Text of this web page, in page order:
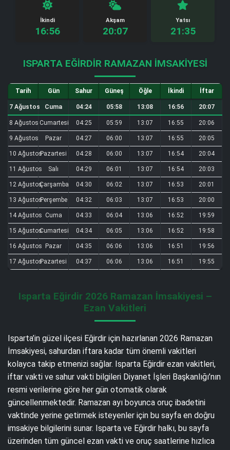
İkindi
16:56
Akşam
20:07
Yatsı
21:35
ISPARTA EĞIRDIR RAMAZAN İMSAKIYESI
Tarih Gün Sahur Güneş Öğle İkindi İftar
7 Ağustos Cuma 04:24 05:58 13:08 16:56 20:07
8 Ağustos Cumartesi 04:25 05:59 13:07 16:55 20:06
9 Ağustos Pazar 04:27 06:00 13:07 16:55 20:05
10 AğustosPazartesi 04:28 06:00 13:07 16:54 20:04
11 Ağustos Salı 04:29 06:01 13:07 16:54 20:03
12 AğustosÇarşamba 04:30 06:02 13:07 16:53 20:01
13 AğustosPerşembe 04:32 06:03 13:07 16:53 20:00
14 Ağustos Cuma 04:33 06:04 13:06 16:52 19:59
15 AğustosCumartesi 04:34 06:05 13:06 16:52 19:58
16 Ağustos Pazar 04:35 06:06 13:06 16:51 19:56
17 AğustosPazartesi 04:37 06:06 13:06 16:51 19:55
Isparta Eğirdir 2026 Ramazan İmsakiyesi –
Ezan Vakitleri
Isparta’in güzel ilçesi Eğirdir için hazırlanan 2026 Ramazan
İmsakiyesi, sahurdan iftara kadar tüm önemli vakitleri
kolayca takip etmenizi sağlar. Isparta Eğirdir ezan vakitleri,
iftar vakti ve sahur vakti bilgileri Diyanet İşleri Başkanlığı’nın
resmi verilerine göre her gün otomatik olarak
güncellenmektedir. Ramazan ayı boyunca oruç ibadetini
vaktinde yerine getirmek isteyenler için bu sayfa en doğru
imsakiye bilgilerini sunar. Isparta ve Eğirdir halkı, bu sayfa
üzerinden tüm güncel ezan vakti ve oruç saatlerine hızlıca